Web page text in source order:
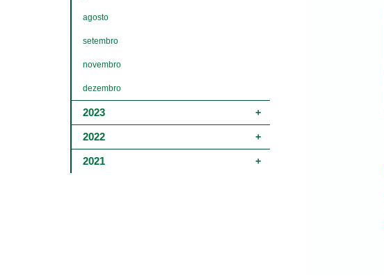
agosto
setembro
novembro
dezembro
2023
2022
2021